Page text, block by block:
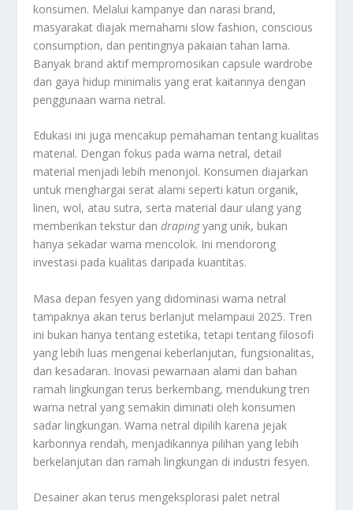
konsumen. Melalui kampanye dan narasi brand,
masyarakat diajak memahami slow fashion, conscious
consumption, dan pentingnya pakaian tahan lama.
Banyak brand aktif mempromosikan capsule wardrobe
dan gaya hidup minimalis yang erat kaitannya dengan
penggunaan warna netral.
Edukasi ini juga mencakup pemahaman tentang kualitas
material. Dengan fokus pada warna netral, detail
material menjadi lebih menonjol. Konsumen diajarkan
untuk menghargai serat alami seperti katun organik,
linen, wol, atau sutra, serta material daur ulang yang
memberikan tekstur dandrapingyang unik, bukan
hanya sekadar warna mencolok. Ini mendorong
investasi pada kualitas daripada kuantitas.
Masa depan fesyen yang didominasi warna netral
tampaknya akan terus berlanjut melampaui 2025. Tren
ini bukan hanya tentang estetika, tetapi tentang filosofi
yang lebih luas mengenai keberlanjutan, fungsionalitas,
dan kesadaran. Inovasi pewarnaan alami dan bahan
ramah lingkungan terus berkembang, mendukung tren
warna netral yang semakin diminati oleh konsumen
sadar lingkungan. Warna netral dipilih karena jejak
karbonnya rendah, menjadikannya pilihan yang lebih
berkelanjutan dan ramah lingkungan di industri fesyen.
Desainer akan terus mengeksplorasi palet netral